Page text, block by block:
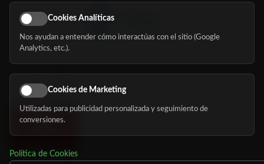
Síguenos
Cookies Analíticas
Nos ayudan a entender cómo interactúas con el sitio (Google
Analytics, etc.).
Cookies de Marketing
Utilizadas para publicidad personalizada y seguimiento de
conversiones.
Política de Cookies